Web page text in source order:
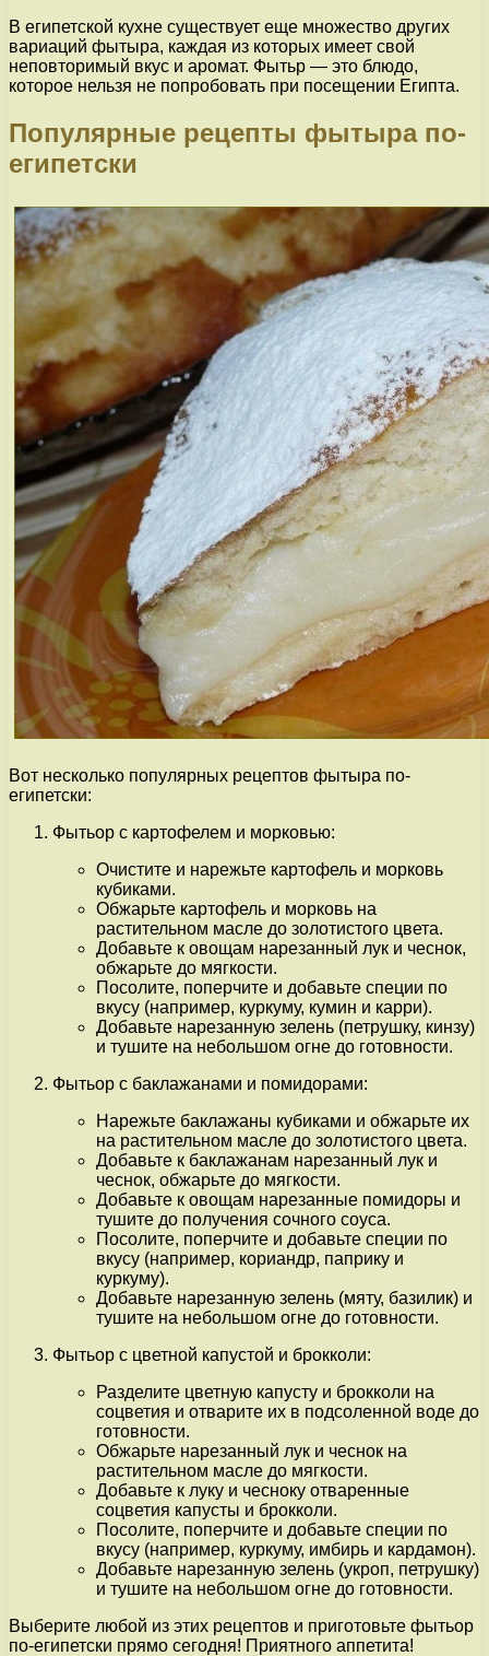
В египетской кухне существует еще множество других
вариаций фытыра, каждая из которых имеет свой
неповторимый вкус и аромат. Фытьр — это блюдо,
которое нельзя не попробовать при посещении Египта.
Популярные рецепты фытыра по-
египетски
Вот несколько популярных рецептов фытыра по-
египетски:
Фытьор с картофелем и морковью:
Очистите и нарежьте картофель и морковь
кубиками.
Обжарьте картофель и морковь на
растительном масле до золотистого цвета.
Добавьте к овощам нарезанный лук и чеснок,
обжарьте до мягкости.
Посолите, поперчите и добавьте специи по
вкусу (например, куркуму, кумин и карри).
Добавьте нарезанную зелень (петрушку, кинзу)
и тушите на небольшом огне до готовности.
Фытьор с баклажанами и помидорами:
Нарежьте баклажаны кубиками и обжарьте их
на растительном масле до золотистого цвета.
Добавьте к баклажанам нарезанный лук и
чеснок, обжарьте до мягкости.
Добавьте к овощам нарезанные помидоры и
тушите до получения сочного соуса.
Посолите, поперчите и добавьте специи по
вкусу (например, кориандр, паприку и
куркуму).
Добавьте нарезанную зелень (мяту, базилик) и
тушите на небольшом огне до готовности.
Фытьор с цветной капустой и брокколи:
Разделите цветную капусту и брокколи на
соцветия и отварите их в подсоленной воде до
готовности.
Обжарьте нарезанный лук и чеснок на
растительном масле до мягкости.
Добавьте к луку и чесноку отваренные
соцветия капусты и брокколи.
Посолите, поперчите и добавьте специи по
вкусу (например, куркуму, имбирь и кардамон).
Добавьте нарезанную зелень (укроп, петрушку)
и тушите на небольшом огне до готовности.
Выберите любой из этих рецептов и приготовьте фытьор
по-египетски прямо сегодня! Приятного аппетита!